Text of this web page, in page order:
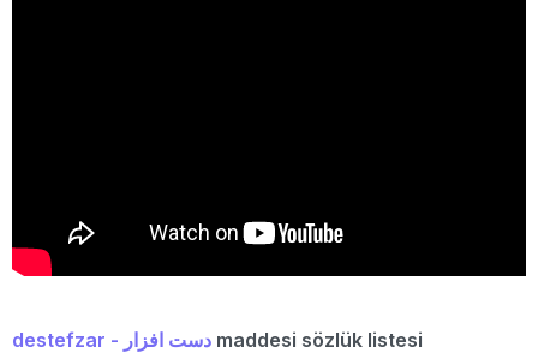
destefzar - دست افزار maddesi sözlük listesi